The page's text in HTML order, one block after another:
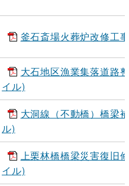
釜石斎場火葬炉改修工
大石地区漁業集落道路
イル)
大洞線（不動橋）橋梁
ル)
上栗林橋橋梁災害復旧
イル)